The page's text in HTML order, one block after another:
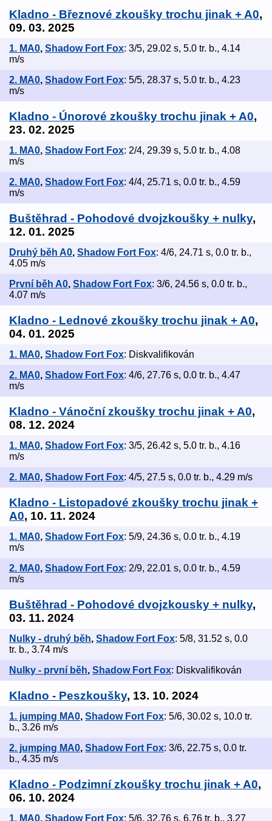
Kladno - Březnové zkoušky trochu jinak + A0,
09. 03. 2025
1. MA0, Shadow Fort Fox: 3/5, 29.02 s, 5.0 tr. b., 4.14
m/s
2. MA0, Shadow Fort Fox: 5/5, 28.37 s, 5.0 tr. b., 4.23
m/s
Kladno - Únorové zkoušky trochu jinak + A0,
23. 02. 2025
1. MA0, Shadow Fort Fox: 2/4, 29.39 s, 5.0 tr. b., 4.08
m/s
2. MA0, Shadow Fort Fox: 4/4, 25.71 s, 0.0 tr. b., 4.59
m/s
Buštěhrad - Pohodové dvojzkoušky + nulky,
12. 01. 2025
Druhý běh A0, Shadow Fort Fox: 4/6, 24.71 s, 0.0 tr. b.,
4.05 m/s
První běh A0, Shadow Fort Fox: 3/6, 24.56 s, 0.0 tr. b.,
4.07 m/s
Kladno - Lednové zkoušky trochu jinak + A0,
04. 01. 2025
1. MA0, Shadow Fort Fox: Diskvalifikován
2. MA0, Shadow Fort Fox: 4/6, 27.76 s, 0.0 tr. b., 4.47
m/s
Kladno - Vánoční zkoušky trochu jinak + A0,
08. 12. 2024
1. MA0, Shadow Fort Fox: 3/5, 26.42 s, 5.0 tr. b., 4.16
m/s
2. MA0, Shadow Fort Fox: 4/5, 27.5 s, 0.0 tr. b., 4.29 m/s
Kladno - Listopadové zkoušky trochu jinak +
A0, 10. 11. 2024
1. MA0, Shadow Fort Fox: 5/9, 24.36 s, 0.0 tr. b., 4.19
m/s
2. MA0, Shadow Fort Fox: 2/9, 22.01 s, 0.0 tr. b., 4.59
m/s
Buštěhrad - Pohodové dvojzkousky + nulky,
03. 11. 2024
Nulky - druhý běh, Shadow Fort Fox: 5/8, 31.52 s, 0.0
tr. b., 3.74 m/s
Nulky - první běh, Shadow Fort Fox: Diskvalifikován
Kladno - Peszkoušky, 13. 10. 2024
1. jumping MA0, Shadow Fort Fox: 5/6, 30.02 s, 10.0 tr.
b., 3.26 m/s
2. jumping MA0, Shadow Fort Fox: 3/6, 22.75 s, 0.0 tr.
b., 4.35 m/s
Kladno - Podzimní zkoušky trochu jinak + A0,
06. 10. 2024
1. MA0, Shadow Fort Fox: 5/6, 32.76 s, 6.76 tr. b., 3.27